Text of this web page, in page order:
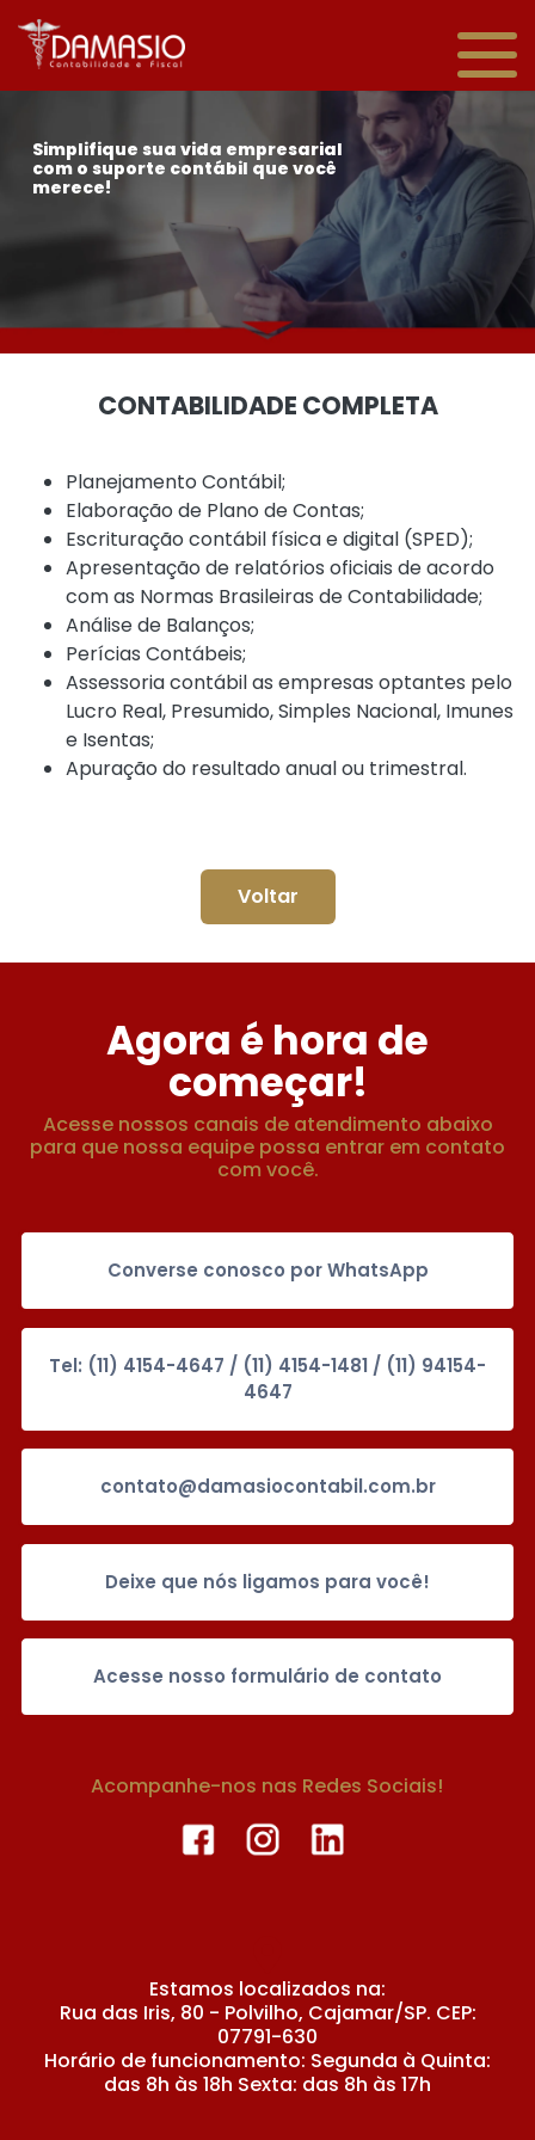
Simplifique sua vida empresarial
com o suporte contábil que você
merece!
CONTABILIDADE COMPLETA
Planejamento Contábil;
Elaboração de Plano de Contas;
Escrituração contábil física e digital (SPED);
Apresentação de relatórios oficiais de acordo
com as Normas Brasileiras de Contabilidade;
Análise de Balanços;
Perícias Contábeis;
Assessoria contábil as empresas optantes pelo
Lucro Real, Presumido, Simples Nacional, Imunes
e Isentas;
Apuração do resultado anual ou trimestral.
Voltar
Agora é hora de
começar!
Acesse nossos canais de atendimento abaixo
para que nossa equipe possa entrar em contato
com você.
Converse conosco por WhatsApp
Tel: (11) 4154-4647 / (11) 4154-1481 / (11) 94154-
4647
contato@damasiocontabil.com.br
Deixe que nós ligamos para você!
Acesse nosso formulário de contato
Acompanhe-nos nas Redes Sociais!
Estamos localizados na:
Rua das Iris, 80 - Polvilho, Cajamar/SP. CEP:
07791-630
Horário de funcionamento: Segunda à Quinta:
das 8h às 18h Sexta: das 8h às 17h